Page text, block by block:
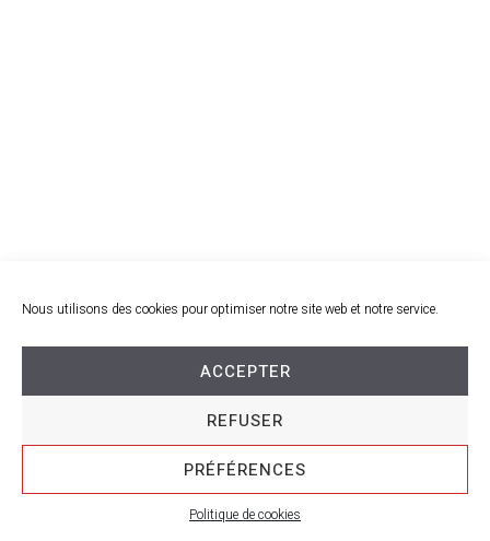
Nous utilisons des cookies pour optimiser notre site web et notre service.
ACCEPTER
REFUSER
PRÉFÉRENCES
Politique de cookies